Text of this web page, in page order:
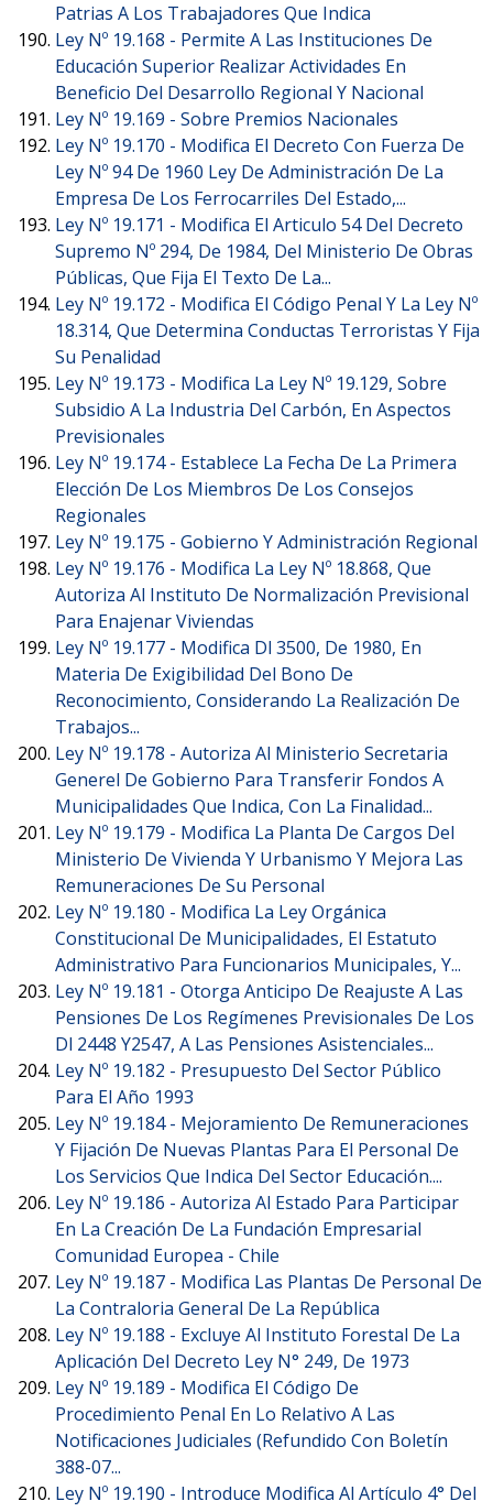
Patrias A Los Trabajadores Que Indica
Ley Nº 19.168 - Permite A Las Instituciones De
Educación Superior Realizar Actividades En
Beneficio Del Desarrollo Regional Y Nacional
Ley Nº 19.169 - Sobre Premios Nacionales
Ley Nº 19.170 - Modifica El Decreto Con Fuerza De
Ley Nº 94 De 1960 Ley De Administración De La
Empresa De Los Ferrocarriles Del Estado,...
Ley Nº 19.171 - Modifica El Articulo 54 Del Decreto
Supremo Nº 294, De 1984, Del Ministerio De Obras
Públicas, Que Fija El Texto De La...
Ley Nº 19.172 - Modifica El Código Penal Y La Ley Nº
18.314, Que Determina Conductas Terroristas Y Fija
Su Penalidad
Ley Nº 19.173 - Modifica La Ley Nº 19.129, Sobre
Subsidio A La Industria Del Carbón, En Aspectos
Previsionales
Ley Nº 19.174 - Establece La Fecha De La Primera
Elección De Los Miembros De Los Consejos
Regionales
Ley Nº 19.175 - Gobierno Y Administración Regional
Ley Nº 19.176 - Modifica La Ley Nº 18.868, Que
Autoriza Al Instituto De Normalización Previsional
Para Enajenar Viviendas
Ley Nº 19.177 - Modifica Dl 3500, De 1980, En
Materia De Exigibilidad Del Bono De
Reconocimiento, Considerando La Realización De
Trabajos...
Ley Nº 19.178 - Autoriza Al Ministerio Secretaria
Generel De Gobierno Para Transferir Fondos A
Municipalidades Que Indica, Con La Finalidad...
Ley Nº 19.179 - Modifica La Planta De Cargos Del
Ministerio De Vivienda Y Urbanismo Y Mejora Las
Remuneraciones De Su Personal
Ley Nº 19.180 - Modifica La Ley Orgánica
Constitucional De Municipalidades, El Estatuto
Administrativo Para Funcionarios Municipales, Y...
Ley Nº 19.181 - Otorga Anticipo De Reajuste A Las
Pensiones De Los Regímenes Previsionales De Los
Dl 2448 Y2547, A Las Pensiones Asistenciales...
Ley Nº 19.182 - Presupuesto Del Sector Público
Para El Año 1993
Ley Nº 19.184 - Mejoramiento De Remuneraciones
Y Fijación De Nuevas Plantas Para El Personal De
Los Servicios Que Indica Del Sector Educación....
Ley Nº 19.186 - Autoriza Al Estado Para Participar
En La Creación De La Fundación Empresarial
Comunidad Europea - Chile
Ley Nº 19.187 - Modifica Las Plantas De Personal De
La Contraloria General De La República
Ley Nº 19.188 - Excluye Al Instituto Forestal De La
Aplicación Del Decreto Ley N° 249, De 1973
Ley Nº 19.189 - Modifica El Código De
Procedimiento Penal En Lo Relativo A Las
Notificaciones Judiciales (Refundido Con Boletín
388-07...
Ley Nº 19.190 - Introduce Modifica Al Artículo 4° Del